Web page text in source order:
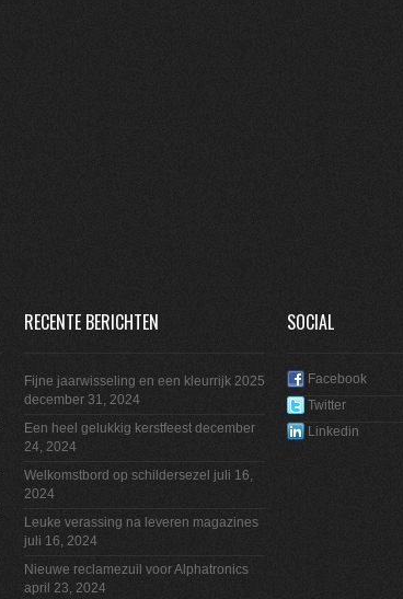
RECENTE BERICHTEN
Fijne jaarwisseling en een kleurrijk 2025
december 31, 2024
Een heel gelukkig kerstfeest december
24, 2024
Welkomstbord op schildersezel juli 16,
2024
Leuke verassing na leveren magazines
juli 16, 2024
Nieuwe reclamezuil voor Alphatronics
april 23, 2024
SOCIAL
Facebook
Twitter
Linkedin